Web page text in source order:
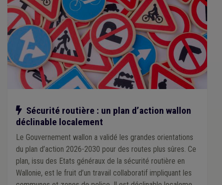
Notre action
Sécurité routière : un plan d’action wallon
déclinable localement
Le Gouvernement wallon a validé les grandes orientations
du plan d’action 2026-2030 pour des routes plus sûres. Ce
plan, issu des Etats généraux de la sécurité routière en
Wallonie, est le fruit d’un travail collaboratif impliquant les